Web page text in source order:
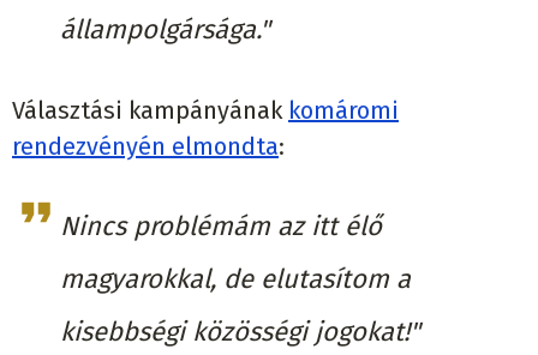
állampolgársága."
Választási kampányának komáromi
rendezvényén elmondta:
Nincs problémám az itt élő
magyarokkal, de elutasítom a
kisebbségi közösségi jogokat!"